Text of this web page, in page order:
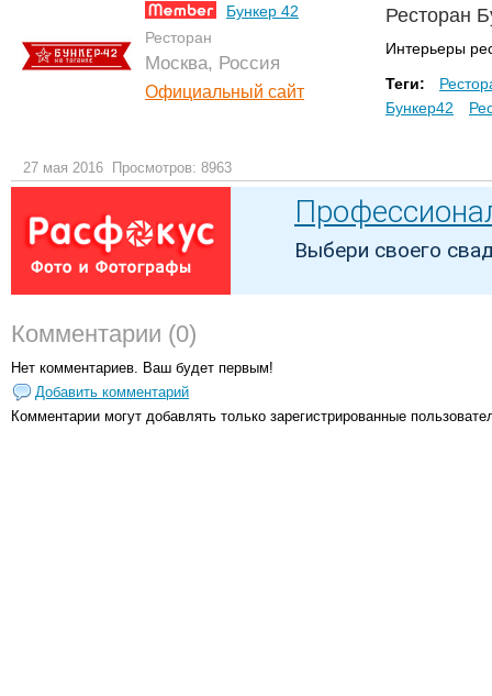
Бункер 42
Ресторан
Москва, Россия
Официальный сайт
Ресторан
Интерьеры
Теги:
Бункер42
27 мая 2016 Просмотров: 8963
Комментарии (0)
Нет комментариев. Ваш будет первым!
Добавить комментарий
Комментарии могут добавлять только зарегистрированные